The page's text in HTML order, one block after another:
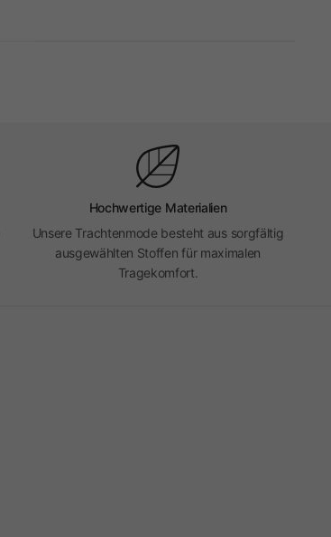
Hochwertige Materialien
Unsere Trachtenmode besteht aus sorgfältig
ausgewählten Stoffen für maximalen
Tragekomfort.